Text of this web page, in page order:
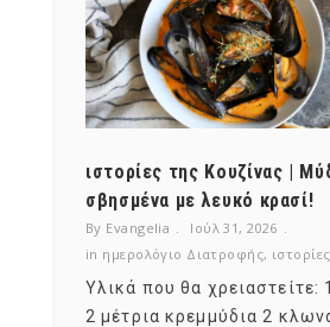
ιστορίες της Κουζίνας |
σβησμένα με λευκό κρασί!
By Evangelia
Ιούλ 31, 2026
in ημερολόγιο Διατροφής,
Υλικά που θα χρειαστείτε:
2 μέτρια κρεμμύδια 2